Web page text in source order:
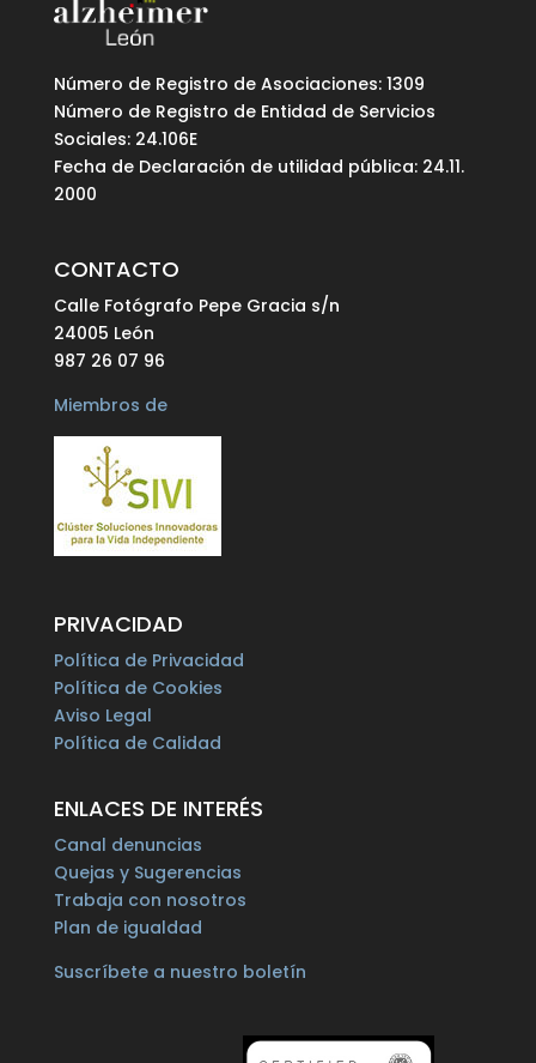
Número de Registro de Asociaciones: 1309
Número de Registro de Entidad de Servicios
Sociales: 24.106E
Fecha de Declaración de utilidad pública: 24.11.
2000
CONTACTO
Calle Fotógrafo Pepe Gracia s/n
24005 León
987 26 07 96
Miembros de
PRIVACIDAD
Política de Privacidad
Política de Cookies
Aviso Legal
Política de Calidad
ENLACES DE INTERÉS
Canal denuncias
Quejas y Sugerencias
Trabaja con nosotros
Plan de igualdad
Suscríbete a nuestro boletín